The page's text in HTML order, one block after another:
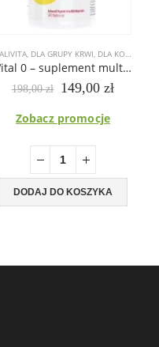
, DLA GRUPY KRWI, DLA KOBIET
Vital 0 – suplement multiwitaminowy stworzony specjalnie dla osób z grupą krwi 0
198,00zł Pierwotna
wynosiła:
198,00 zł.
149,00zł
Zobacz promocje
DODAJ DO KOSZYKA